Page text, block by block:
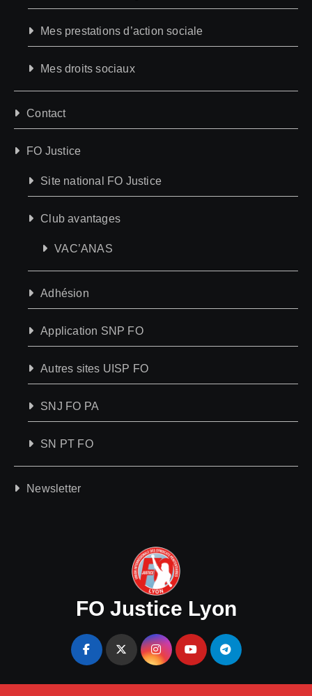
Mes prestations d’action sociale
Mes droits sociaux
Contact
FO Justice
Site national FO Justice
Club avantages
VAC’ANAS
Adhésion
Application SNP FO
Autres sites UISP FO
SNJ FO PA
SN PT FO
Newsletter
FO Justice Lyon